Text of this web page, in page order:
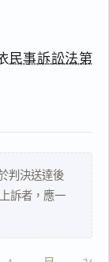
民事訴訟法第
判決送達後
訴者，應一
事
由
鍵